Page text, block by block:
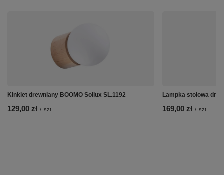
Kinkiet drewniany BOOMO Sollux SL.1192
129,00 zł / szt.
Lampka stołowa
169,00 zł / szt.